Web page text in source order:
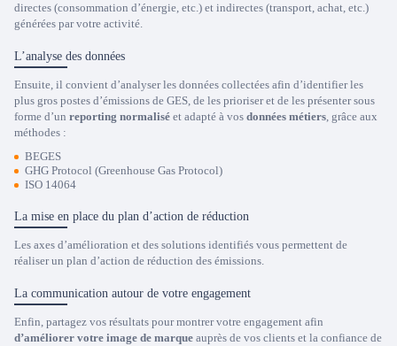
directes (consommation d’énergie, etc.) et indirectes (transport, achat, etc.)
générées par votre activité.
L’analyse des données
Ensuite, il convient d’analyser les données collectées afin d’identifier les
plus gros postes d’émissions de GES, de les prioriser et de les présenter sous
forme d’un reporting normalisé et adapté à vos données métiers, grâce aux
méthodes :
BEGES
GHG Protocol (Greenhouse Gas Protocol)
ISO 14064
La mise en place du plan d’action de réduction
Les axes d’amélioration et des solutions identifiés vous permettent de
réaliser un plan d’action de réduction des émissions.
La communication autour de votre engagement
Enfin, partagez vos résultats pour montrer votre engagement afin
d’améliorer votre image de marque auprès de vos clients et la confiance de